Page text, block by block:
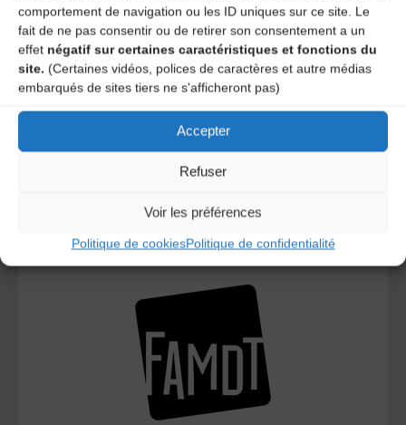
comportement de navigation ou les ID uniques sur ce site. Le
fait de ne pas consentir ou de retirer son consentement a un
effet négatif sur certaines caractéristiques et fonctions du
site. (Certaines vidéos, polices de caractères et autre médias
embarqués de sites tiers ne s'afficheront pas)
Accepter
Refuser
Voir les préférences
Politique de cookiesPolitique de confidentialité
Le distributeur des musiques Trad'